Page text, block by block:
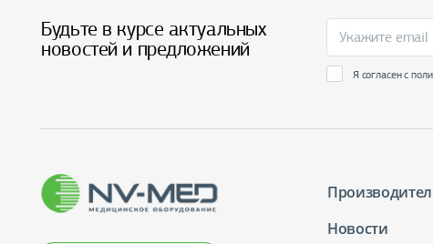
Будьте в курсе актуальных
новостей и предложений
Я согласен с
Новости